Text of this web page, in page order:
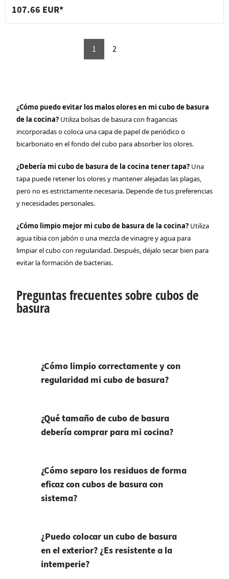
107.66 EUR*
1 2
¿Cómo puedo evitar los malos olores en mi cubo de basura
de la cocina? Utiliza bolsas de basura con fragancias
incorporadas o coloca una capa de papel de periódico o
bicarbonato en el fondo del cubo para absorber los olores.
¿Debería mi cubo de basura de la cocina tener tapa? Una
tapa puede retener los olores y mantener alejadas las plagas,
pero no es estrictamente necesaria. Depende de tus preferencias
y necesidades personales.
¿Cómo limpio mejor mi cubo de basura de la cocina? Utiliza
agua tibia con jabón o una mezcla de vinagre y agua para
limpiar el cubo con regularidad. Después, déjalo secar bien para
evitar la formación de bacterias.
Preguntas frecuentes sobre cubos de
basura
¿Cómo limpio correctamente y con
regularidad mi cubo de basura?
¿Qué tamaño de cubo de basura
debería comprar para mi cocina?
¿Cómo separo los residuos de forma
eficaz con cubos de basura con
sistema?
¿Puedo colocar un cubo de basura
en el exterior? ¿Es resistente a la
intemperie?